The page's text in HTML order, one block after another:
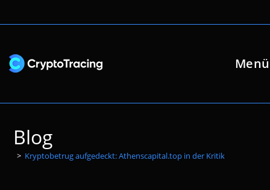
Inhalt
Menü
Blog
> Kryptobetrug aufgedeckt: Athenscapital.top in der Kritik